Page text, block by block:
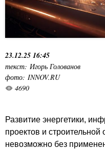
23.12.25 16:45
текст: Игорь Голованов
фото: INNOV.RU
4690
Развитие энергетики,
проектов и строительной
невозможно без